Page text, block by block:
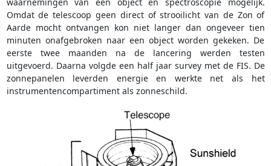
Omdat de telescoop geen direct of strooilicht van de Zon of
Aarde mocht ontvangen kon niet langer dan ongeveer tien
minuten onafgebroken naar een object worden gekeken. De
eerste twee maanden na de lancering werden testen
uitgevoerd. Daarna volgde een half jaar survey met de FIS. De
zonnepanelen leverden energie en werkte net als het
instrumentencompartiment als zonneschild.